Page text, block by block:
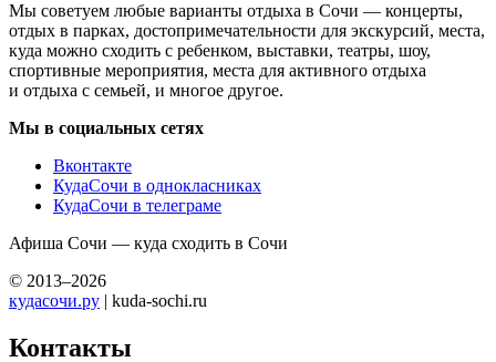
Мы советуем любые варианты отдыха в Сочи — концерты,
отдых в парках, достопримечательности для экскурсий, места,
куда можно сходить с ребенком, выставки, театры, шоу,
спортивные мероприятия, места для активного отдыха
и отдыха с семьей, и многое другое.
Мы в социальных сетях
Вконтакте
КудаСочи в однокласниках
КудаСочи в телеграме
Афиша Сочи — куда сходить в Сочи
© 2013–2026
кудасочи.ру | kuda-sochi.ru
Контакты